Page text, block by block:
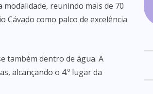
reunindo mais de 70
como palco de excelência
também dentro de água. A
alcançando o 4.º lugar da